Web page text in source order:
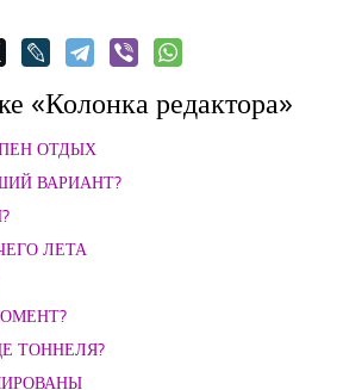
«Колонка редактора»
ОТДЫХ
ВАРИАНТ?
ЛЕТА
ТОННЕЛЯ?